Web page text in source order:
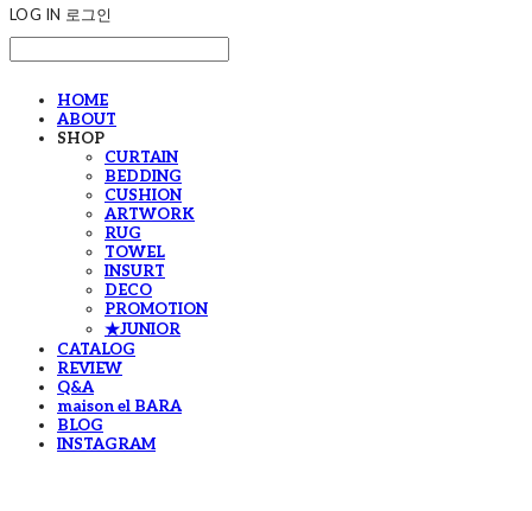
LOG IN 로그인
HOME
ABOUT
SHOP
CURTAIN
BEDDING
CUSHION
ARTWORK
RUG
TOWEL
INSURT
DECO
PROMOTION
★JUNIOR
CATALOG
REVIEW
Q&A
maison el BARA
BLOG
INSTAGRAM